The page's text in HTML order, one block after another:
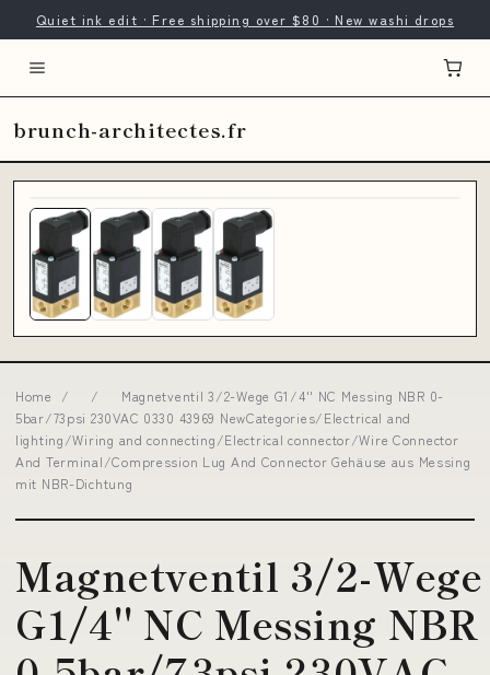
Quiet ink edit · Free shipping over $80 · New washi drops
brunch-architectes.fr
Home / /
Magnetventil 3/2-Wege G1/4'' NC Messing NBR 0-
5bar/73psi 230VAC 0330 43969 NewCategories/Electrical and
lighting/Wiring and connecting/Electrical connector/Wire Connector
And Terminal/Compression Lug And Connector Gehäuse aus Messing
mit NBR-Dichtung
Magnetventil 3/2-Wege
G1/4'' NC Messing NBR